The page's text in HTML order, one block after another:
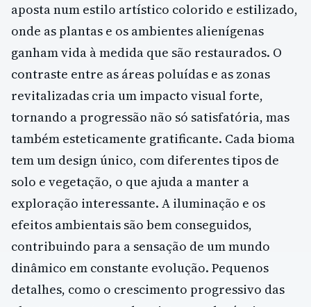
aposta num estilo artístico colorido e estilizado,
onde as plantas e os ambientes alienígenas
ganham vida à medida que são restaurados. O
contraste entre as áreas poluídas e as zonas
revitalizadas cria um impacto visual forte,
tornando a progressão não só satisfatória, mas
também esteticamente gratificante. Cada bioma
tem um design único, com diferentes tipos de
solo e vegetação, o que ajuda a manter a
exploração interessante. A iluminação e os
efeitos ambientais são bem conseguidos,
contribuindo para a sensação de um mundo
dinâmico em constante evolução. Pequenos
detalhes, como o crescimento progressivo das